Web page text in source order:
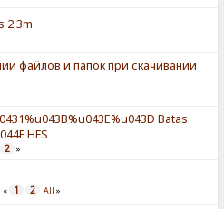
2.3m
файлов и папок при скачивании
Batas
HFS
2 »
« 1 2 All »